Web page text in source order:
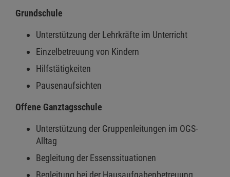
Grundschule
Unterstützung der Lehrkräfte im Unterricht
Einzelbetreuung von Kindern
Hilfstätigkeiten
Pausenaufsichten
Offene Ganztagsschule
Unterstützung der Gruppenleitungen im OGS-
Alltag
Begleitung der Essenssituationen
Begleitung bei der Hausaufgabenbetreuung